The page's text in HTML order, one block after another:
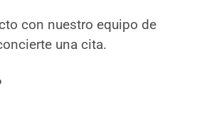
con nuestro equipo de
una cita.